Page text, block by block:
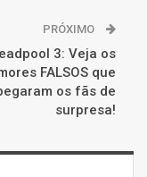
PRÓXIMO
3: Veja os
FALSOS que
os fãs de
surpresa!